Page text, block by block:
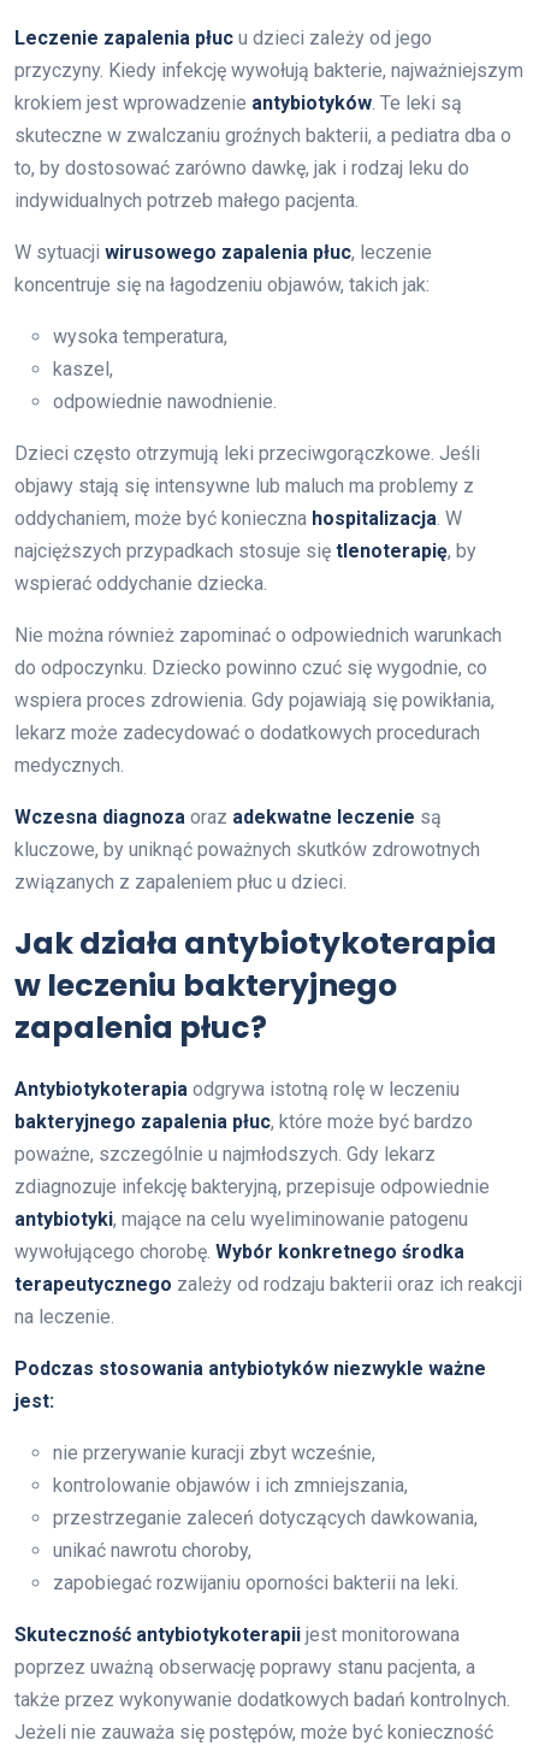
Leczenie zapalenia płuc u dzieci zależy od jego
przyczyny. Kiedy infekcję wywołują bakterie, najważniejszym
krokiem jest wprowadzenie antybiotyków. Te leki są
skuteczne w zwalczaniu groźnych bakterii, a pediatra dba o
to, by dostosować zarówno dawkę, jak i rodzaj leku do
indywidualnych potrzeb małego pacjenta.
W sytuacji wirusowego zapalenia płuc, leczenie
koncentruje się na łagodzeniu objawów, takich jak:
wysoka temperatura,
kaszel,
odpowiednie nawodnienie.
Dzieci często otrzymują leki przeciwgorączkowe. Jeśli
objawy stają się intensywne lub maluch ma problemy z
oddychaniem, może być konieczna hospitalizacja. W
najcięższych przypadkach stosuje się tlenoterapię, by
wspierać oddychanie dziecka.
Nie można również zapominać o odpowiednich warunkach
do odpoczynku. Dziecko powinno czuć się wygodnie, co
wspiera proces zdrowienia. Gdy pojawiają się powikłania,
lekarz może zadecydować o dodatkowych procedurach
medycznych.
Wczesna diagnoza oraz adekwatne leczenie są
kluczowe, by uniknąć poważnych skutków zdrowotnych
związanych z zapaleniem płuc u dzieci.
Jak działa antybiotykoterapia
w leczeniu bakteryjnego
zapalenia płuc?
Antybiotykoterapia odgrywa istotną rolę w leczeniu
bakteryjnego zapalenia płuc, które może być bardzo
poważne, szczególnie u najmłodszych. Gdy lekarz
zdiagnozuje infekcję bakteryjną, przepisuje odpowiednie
antybiotyki, mające na celu wyeliminowanie patogenu
wywołującego chorobę. Wybór konkretnego środka
terapeutycznego zależy od rodzaju bakterii oraz ich reakcji
na leczenie.
Podczas stosowania antybiotyków niezwykle ważne
jest:
nie przerywanie kuracji zbyt wcześnie,
kontrolowanie objawów i ich zmniejszania,
przestrzeganie zaleceń dotyczących dawkowania,
unikać nawrotu choroby,
zapobiegać rozwijaniu oporności bakterii na leki.
Skuteczność antybiotykoterapii jest monitorowana
poprzez uważną obserwację poprawy stanu pacjenta, a
także przez wykonywanie dodatkowych badań kontrolnych.
Jeżeli nie zauważa się postępów, może być konieczność